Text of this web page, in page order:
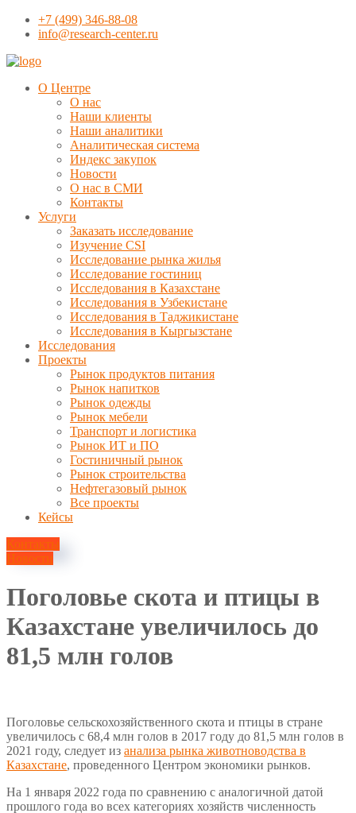
+7 (499) 346-88-08
info@research-center.ru
О Центре
О нас
Наши клиенты
Наши аналитики
Аналитическая система
Индекс закупок
Новости
О нас в СМИ
Контакты
Услуги
Заказать исследование
Изучение CSI
Исследование рынка жилья
Исследование гостиниц
Исследования в Казахстане
Исследования в Узбекистане
Исследования в Таджикистане
Исследования в Кыргызстане
Исследования
Проекты
Рынок продуктов питания
Рынок напитков
Рынок одежды
Рынок мебели
Транспорт и логистика
Рынок ИТ и ПО
Гостиничный рынок
Рынок строительства
Нефтегазовый рынок
Все проекты
Кейсы
Контакты
Новости
Поголовье скота и птицы в
Казахстане увеличилось до
81,5 млн голов
Поголовье сельскохозяйственного скота и птицы в стране
увеличилось с 68,4 млн голов в 2017 году до 81,5 млн голов в
2021 году, следует из анализа рынка животноводства в
Казахстане, проведенного Центром экономики рынков.
На 1 января 2022 года по сравнению с аналогичной датой
прошлого года во всех категориях хозяйств численность